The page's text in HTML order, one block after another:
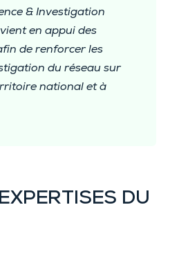
& Investigation
en appui des
de renforcer les
du réseau sur
national et à
DU